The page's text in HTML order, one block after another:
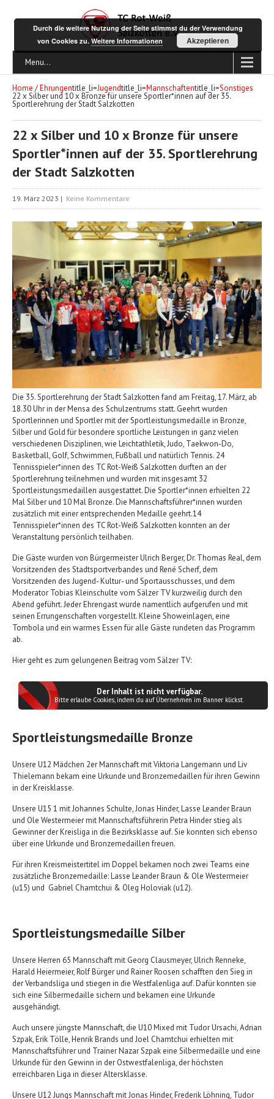
Menu...
Home /Ehrungentitle_li=Jugendtitle_li=Mannschaftentitle_li=Sonstiges
22 x Silber und 10 x Bronze für unsere Sportler*innen auf der 35.
Sportlerehrung der Stadt Salzkotten
22 x Silber und 10 x Bronze für unsere
Sportler*innen auf der 35. Sportlerehrung
der Stadt Salzkotten
19. März 2023 | Keine Kommentare
Die 35. Sportlerehrung der Stadt Salzkotten fand am Freitag, 17. März, ab
18.30 Uhr in der Mensa des Schulzentrums statt. Geehrt wurden
Sportlerinnen und Sportler mit der Sportleistungsmedaille in Bronze,
Silber und Gold für besondere sportliche Leistungen in ganz vielen
verschiedenen Disziplinen, wie Leichtathletik, Judo, Taekwon-Do,
Basketball, Golf, Schwimmen, Fußball und natürlich Tennis. 24
Tennisspieler*innen des TC Rot-Weiß Salzkotten durften an der
Sportlerehrung teilnehmen und wurden mit insgesamt 32
Sportleistungsmedaillen ausgestattet. Die Sportler*innen erhielten 22
Mal Silber und 10 Mal Bronze. Die Mannschaftsführer*innen wurden
zusätzlich mit einer entsprechenden Medaille geehrt.14
Tennisspieler*innen des TC Rot-Weiß Salzkotten konnten an der
Veranstaltung persönlich teilhaben.
Die Gäste wurden von Bürgermeister Ulrich Berger, Dr. Thomas Real, dem
Vorsitzenden des Stadtsportverbandes und René Scherf, dem
Vorsitzenden des Jugend- Kultur- und Sportausschusses, und dem
Moderator Tobias Kleinschulte vom Sälzer TV kurzweilig durch den
Abend geführt. Jeder Ehrengast wurde namentlich aufgerufen und mit
seinen Errungenschaften vorgestellt. Kleine Showeinlagen, eine
Tombola und ein warmes Essen für alle Gäste rundeten das Programm
ab.
Hier geht es zum gelungenen Beitrag vom Sälzer TV:
Der Inhalt ist nicht verfügbar.
Bitte erlaube Cookies, indem du auf Übernehmen im Banner klickst.
Sportleistungsmedaille Bronze
Unsere U12 Mädchen 2er Mannschaft mit Viktoria Langemann und Liv
Thielemann bekam eine Urkunde und Bronzemedaillen für ihren Gewinn
in der Kreisklasse.
Unsere U15 1 mit Johannes Schulte, Jonas Hinder, Lasse Leander Braun
und Ole Westermeier mit Mannschaftsführerin Petra Hinder stieg als
Gewinner der Kreisliga in die Bezirksklasse auf. Sie konnten sich ebenso
über eine Urkunde und Bronzemedaillen freuen.
Für ihren Kreismeistertitel im Doppel bekamen noch zwei Teams eine
zusätzliche Bronzemedaille: Lasse Leander Braun & Ole Westermeier
(u15) und Gabriel Chamtchui & Oleg Holoviak (u12).
Sportleistungsmedaille Silber
Unsere Herren 65 Mannschaft mit Georg Clausmeyer, Ulrich Renneke,
Harald Heiermeier, Rolf Bürger und Rainer Roosen schafften den Sieg in
der Verbandsliga und stiegen in die Westfalenliga auf. Dafür konnten sie
sich eine Silbermedaille sichern und bekamen eine Urkunde
ausgehändigt.
Auch unsere jüngste Mannschaft, die U10 Mixed mit Tudor Ursachi, Adrian
Szpak, Erik Tölle, Henrik Brands und Joel Chamtchui erhielten mit
Mannschaftsführer und Trainer Nazar Szpak eine Silbermedaille und eine
Urkunde für den Gewinn in der Ostwestfalenliga, der höchsten
erreichbaren Liga in dieser Altersklasse.
Unsere U12 Jungs Mannschaft mit Jonas Hinder, Frederik Löhning, Tudor
Durch die weitere Nutzung der Seite stimmst du der Verwendung
von Cookies zu.Weitere Informationen Akzeptieren